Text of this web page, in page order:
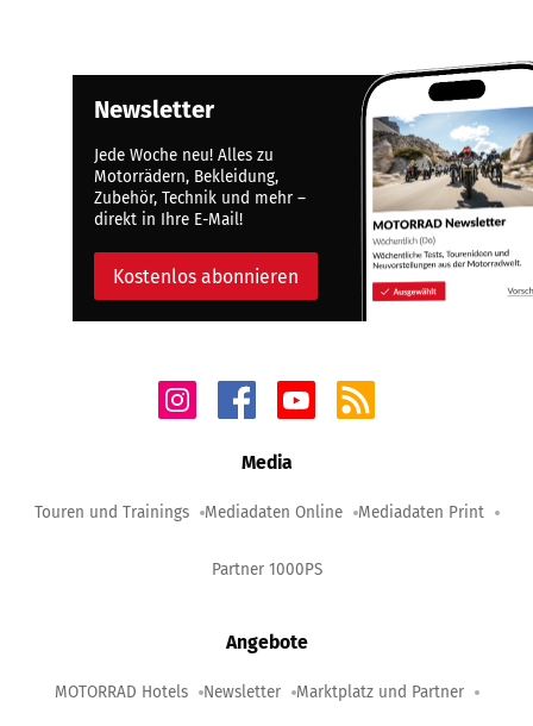
Newsletter
Jede Woche neu! Alles zu
Motorrädern, Bekleidung,
Zubehör, Technik und mehr –
direkt in Ihre E-Mail!
Kostenlos abonnieren
Media
Touren und Trainings Mediadaten Online Mediadaten Print
Partner 1000PS
Angebote
MOTORRAD Hotels Newsletter Marktplatz und Partner